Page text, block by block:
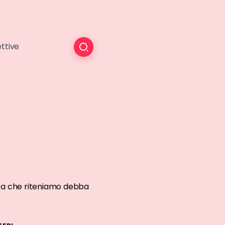
che riteniamo debba